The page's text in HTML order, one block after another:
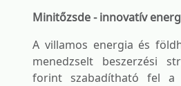
Minitőzsde - innovatív
A villamos energia és
menedzselt beszerzési
forint szabadítható fel a